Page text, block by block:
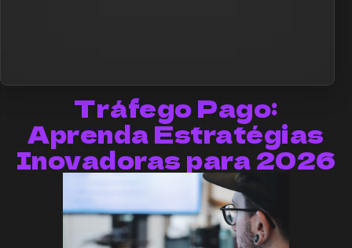
Tráfego Pago:
Aprenda Estratégias
Inovadoras para 2026